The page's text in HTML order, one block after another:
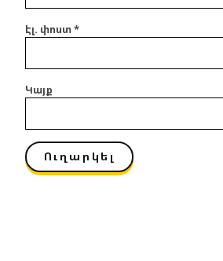
Էլ. փոստ*
Կայք